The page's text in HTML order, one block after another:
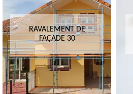
RAVALEMENT DE
FAÇADE 30